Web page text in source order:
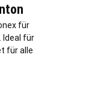
für
Ideal für
für alle